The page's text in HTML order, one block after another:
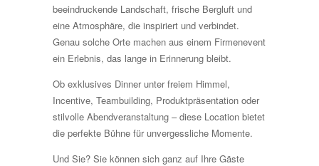
beeindruckende Landschaft, frische Bergluft und
eine Atmosphäre, die inspiriert und verbindet.
Genau solche Orte machen aus einem Firmenevent
ein Erlebnis, das lange in Erinnerung bleibt.
Ob exklusives Dinner unter freiem Himmel,
Incentive, Teambuilding, Produktpräsentation oder
stilvolle Abendveranstaltung – diese Location bietet
die perfekte Bühne für unvergessliche Momente.
Und Sie? Sie können sich ganz auf Ihre Gäste